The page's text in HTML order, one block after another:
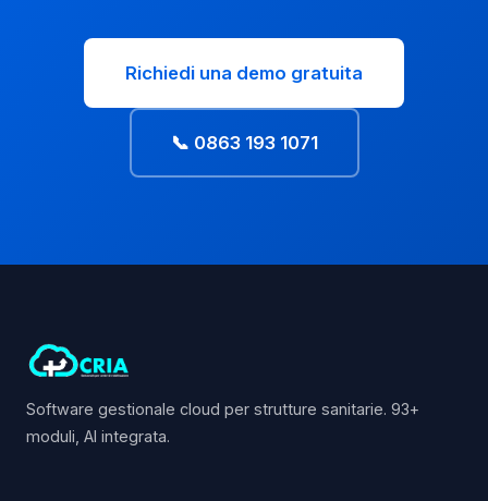
Richiedi una demo gratuita
📞 0863 193 1071
Software gestionale cloud per strutture sanitarie. 93+
moduli, AI integrata.